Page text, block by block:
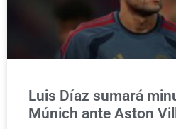
Luis Díaz sumará
Múnich ante Aston